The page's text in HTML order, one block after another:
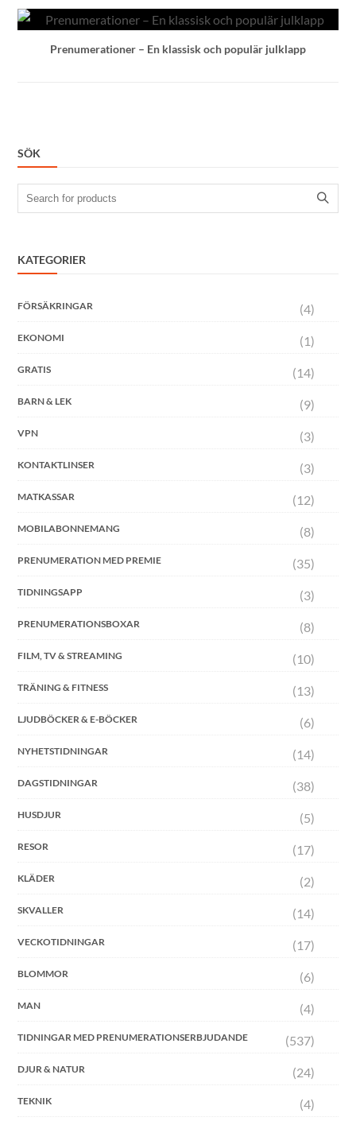
Prenumerationer – En klassisk och populär julklapp
SÖK
Search
for:
KATEGORIER
FÖRSÄKRINGAR (4)
EKONOMI (1)
GRATIS (14)
BARN & LEK (9)
VPN (3)
KONTAKTLINSER (3)
MATKASSAR (12)
MOBILABONNEMANG (8)
PRENUMERATION MED PREMIE (35)
TIDNINGSAPP (3)
PRENUMERATIONSBOXAR (8)
FILM, TV & STREAMING (10)
TRÄNING & FITNESS (13)
LJUDBÖCKER & E-BÖCKER (6)
NYHETSTIDNINGAR (14)
DAGSTIDNINGAR (38)
HUSDJUR (5)
RESOR (17)
KLÄDER (2)
SKVALLER (14)
VECKOTIDNINGAR (17)
BLOMMOR (6)
MAN (4)
TIDNINGAR MED PRENUMERATIONSERBJUDANDE (537)
DJUR & NATUR (24)
TEKNIK (4)